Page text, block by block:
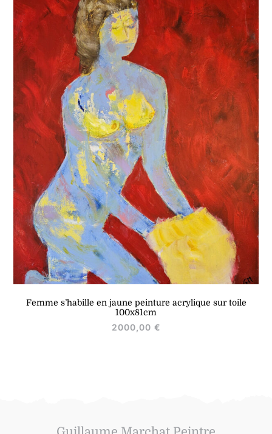
Femme s’habille en jaune peinture acrylique sur toile
100x81cm
2000,00 €